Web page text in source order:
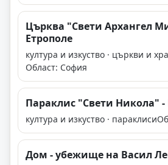
Църква "Свети Архангел
Етрополе
култура и изкуство · църкви и
Област: София
Параклис "Свети Никола" -
култура и изкуство · параклиси
Дом - убежище на Васил